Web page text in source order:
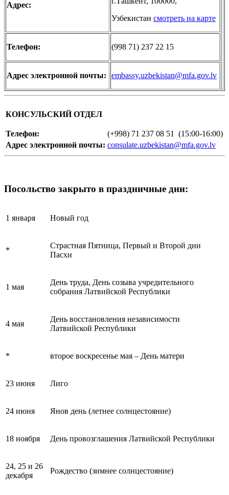
Адрес:
Узбекистан смотреть на карте
Телефон: (998 71) 237 22 15
Адрес электронной почты: embassy.uzbekistan@mfa.gov.lv
КОНСУЛЬСКИЙ ОТДЕЛ
Телефон:
(+998) 71 237 08 51 (15:00-16:00)
Адрес электронной почты: consulate.uzbekistan@mfa.gov.lv
Посольство закрыто в праздничные дни:
1 января Новый год
*
Страстная Пятница, Первый и Второй дни
Пасхи
1 мая
День труда, День созыва учредительного
собрания Латвийской Республики
4 мая
День восстановления независимости
Латвийской Республики
* второе воскресенье мая – День матери
23 июня Лиго
24 июня Янов день (летнее солнцестояние)
18 ноября День провозглашения Латвийской Республики
24, 25 и 26
декабря
Рождество (зимнее солнцестояние)